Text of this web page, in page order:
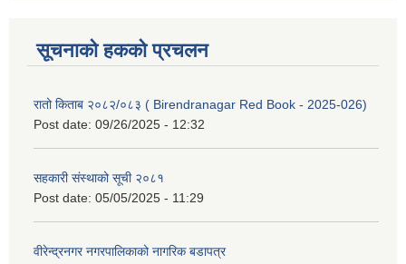
सूचनाको हकको प्रचलन
रातो किताब २०८२/०८३ ( Birendranagar Red Book - 2025-026)
Post date: 09/26/2025 - 12:32
सहकारी संस्थाको सूची २०८१
Post date: 05/05/2025 - 11:29
वीरेन्द्रनगर नगरपालिकाको नागरिक बडापत्र